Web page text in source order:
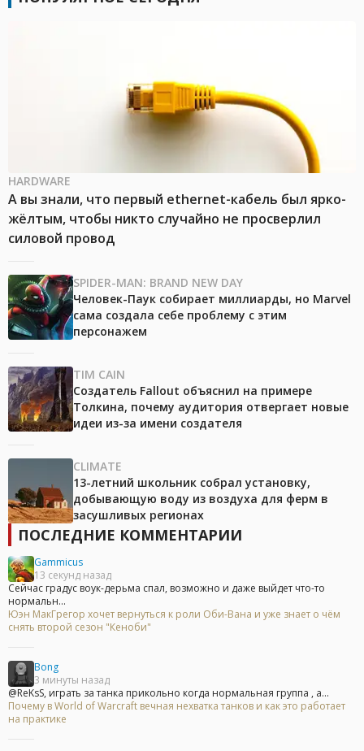
HARDWARE
А вы знали, что первый ethernet-кабель был ярко-
жёлтым, чтобы никто случайно не просверлил
силовой провод
SPIDER-MAN: BRAND NEW DAY
Человек-Паук собирает миллиарды, но Marvel
сама создала себе проблему с этим
персонажем
TIM CAIN
Создатель Fallout объяснил на примере
Толкина, почему аудитория отвергает новые
идеи из-за имени создателя
CLIMATE
13-летний школьник собрал установку,
добывающую воду из воздуха для ферм в
засушливых регионах
ПОСЛЕДНИЕ КОММЕНТАРИИ
Gammicus
13 секунд назад
Сейчас градус воук-дерьма спал, возможно и даже выйдет что-то
нормальн...
Юэн МакГрегор хочет вернуться к роли Оби-Вана и уже знает о чём
снять второй сезон "Кеноби"
Bong
3 минуты назад
@ReKsS, играть за танка прикольно когда нормальная группа , а...
Почему в World of Warcraft вечная нехватка танков и как это работает
на практике